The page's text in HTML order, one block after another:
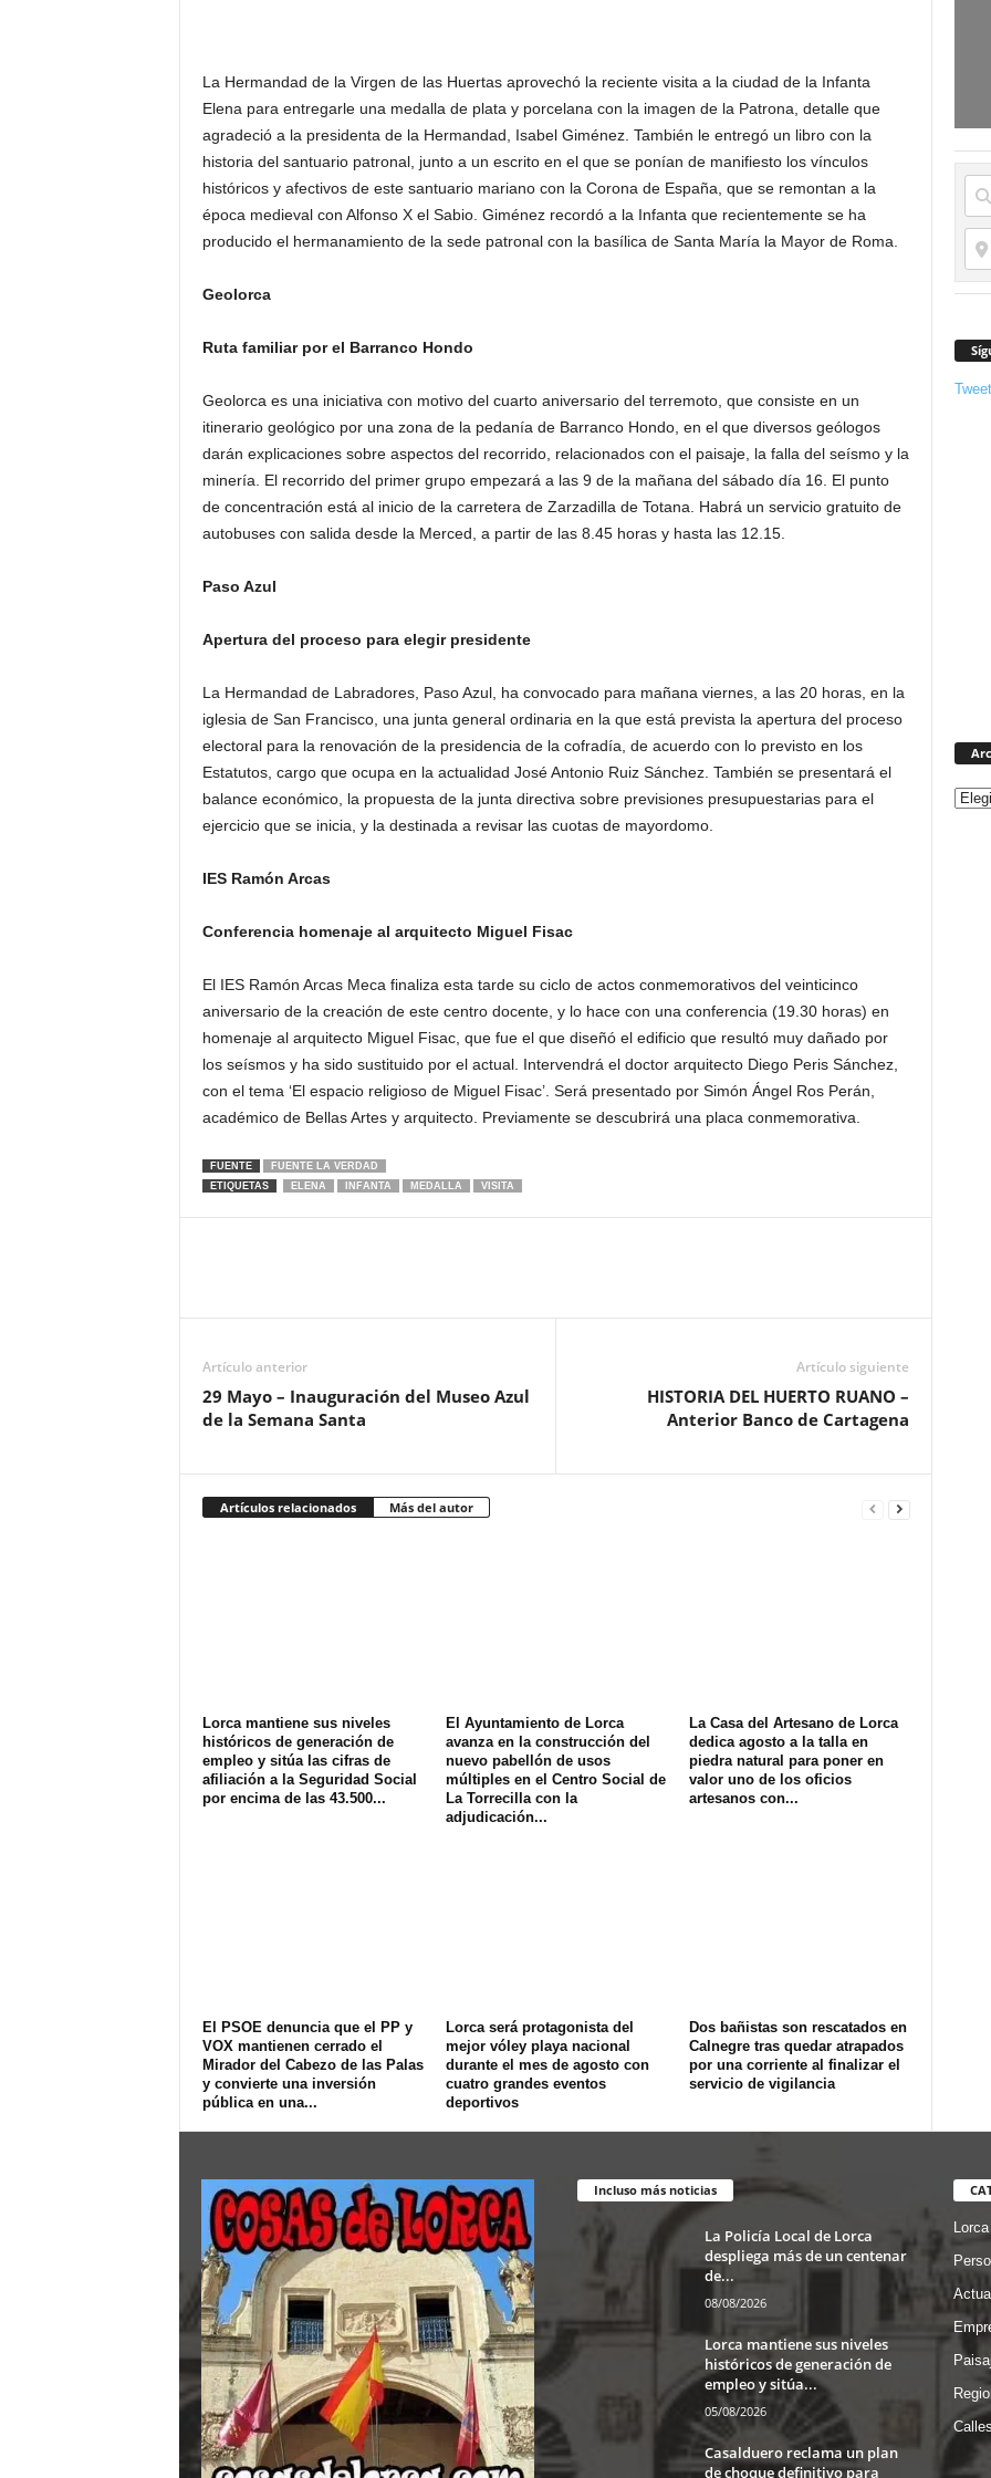
La Hermandad de la Virgen de las Huertas aprovechó la reciente visita a la ciudad de la Infanta
Elena para entregarle una medalla de plata y porcelana con la imagen de la Patrona, detalle que
agradeció a la presidenta de la Hermandad, Isabel Giménez. También le entregó un libro con la
historia del santuario patronal, junto a un escrito en el que se ponían de manifiesto los vínculos
históricos y afectivos de este santuario mariano con la Corona de España, que se remontan a la
época medieval con Alfonso X el Sabio. Giménez recordó a la Infanta que recientemente se ha
producido el hermanamiento de la sede patronal con la basílica de Santa María la Mayor de Roma.
Geolorca
Ruta familiar por el Barranco Hondo
Geolorca es una iniciativa con motivo del cuarto aniversario del terremoto, que consiste en un
itinerario geológico por una zona de la pedanía de Barranco Hondo, en el que diversos geólogos
darán explicaciones sobre aspectos del recorrido, relacionados con el paisaje, la falla del seísmo y la
minería. El recorrido del primer grupo empezará a las 9 de la mañana del sábado día 16. El punto
de concentración está al inicio de la carretera de Zarzadilla de Totana. Habrá un servicio gratuito de
autobuses con salida desde la Merced, a partir de las 8.45 horas y hasta las 12.15.
Paso Azul
Apertura del proceso para elegir presidente
La Hermandad de Labradores, Paso Azul, ha convocado para mañana viernes, a las 20 horas, en la
iglesia de San Francisco, una junta general ordinaria en la que está prevista la apertura del proceso
electoral para la renovación de la presidencia de la cofradía, de acuerdo con lo previsto en los
Estatutos, cargo que ocupa en la actualidad José Antonio Ruiz Sánchez. También se presentará el
balance económico, la propuesta de la junta directiva sobre previsiones presupuestarias para el
ejercicio que se inicia, y la destinada a revisar las cuotas de mayordomo.
IES Ramón Arcas
Conferencia homenaje al arquitecto Miguel Fisac
El IES Ramón Arcas Meca finaliza esta tarde su ciclo de actos conmemorativos del veinticinco
aniversario de la creación de este centro docente, y lo hace con una conferencia (19.30 horas) en
homenaje al arquitecto Miguel Fisac, que fue el que diseñó el edificio que resultó muy dañado por
los seísmos y ha sido sustituido por el actual. Intervendrá el doctor arquitecto Diego Peris Sánchez,
con el tema ‘El espacio religioso de Miguel Fisac’. Será presentado por Simón Ángel Ros Perán,
académico de Bellas Artes y arquitecto. Previamente se descubrirá una placa conmemorativa.
FUENTE
FUENTE LA VERDAD
ETIQUETAS
ELENA INFANTA MEDALLA VISITA
Artículo anterior
29 Mayo – Inauguración del Museo Azul
de la Semana Santa
Artículo siguiente
HISTORIA DEL HUERTO RUANO –
Anterior Banco de Cartagena
Artículos relacionados Más del autor
Lorca mantiene sus niveles
históricos de generación de
empleo y sitúa las cifras de
afiliación a la Seguridad Social
por encima de las 43.500...
El Ayuntamiento de Lorca
avanza en la construcción del
nuevo pabellón de usos
múltiples en el Centro Social de
La Torrecilla con la
adjudicación...
La Casa del Artesano de Lorca
dedica agosto a la talla en
piedra natural para poner en
valor uno de los oficios
artesanos con...
El PSOE denuncia que el PP y
VOX mantienen cerrado el
Mirador del Cabezo de las Palas
y convierte una inversión
pública en una...
Lorca será protagonista del
mejor vóley playa nacional
durante el mes de agosto con
cuatro grandes eventos
deportivos
Dos bañistas son rescatados en
Calnegre tras quedar atrapados
por una corriente al finalizar el
servicio de vigilancia
Incluso más noticias
La Policía Local de Lorca
despliega más de un centenar
de...
08/08/2026
Lorca mantiene sus niveles
históricos de generación de
empleo y sitúa...
05/08/2026
Casalduero reclama un plan
de choque definitivo para
Lorca